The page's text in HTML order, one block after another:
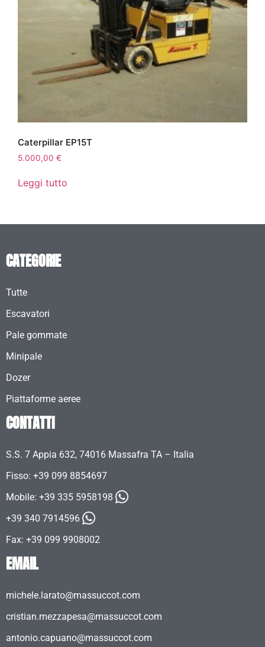
Caterpillar EP15T
5.000,00 €
Leggi tutto
CATEGORIE
Tutte
Escavatori
Pale gommate
Minipale
Dozer
Piattaforme aeree
CONTATTI
S.S. 7 Appia 632, 74016 Massafra TA – Italia
Fisso: +39 099 8854697
Mobile: +39 335 5958198
+39 340 7914596
Fax: +39 099 9908002
EMAIL
michele.larato@massuccot.com
cristian.mezzapesa@massuccot.com
antonio.capuano@massuccot.com